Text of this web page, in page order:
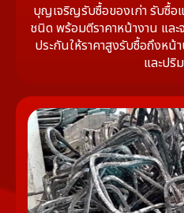
บุญเจริญรับซื้อของเก่า รับซื้อแ
ชนิด พร้อมตีราคาหน้างาน แล
ประกันให้ราคาสูงรับซื้อถึงห
และป